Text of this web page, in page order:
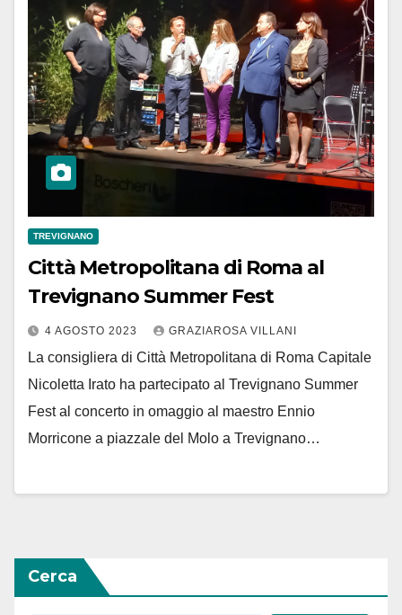
TREVIGNANO
Città Metropolitana di Roma al
Trevignano Summer Fest
4 AGOSTO 2023 GRAZIAROSA VILLANI
La consigliera di Città Metropolitana di Roma Capitale
Nicoletta Irato ha partecipato al Trevignano Summer
Fest al concerto in omaggio al maestro Ennio
Morricone a piazzale del Molo a Trevignano…
Cerca